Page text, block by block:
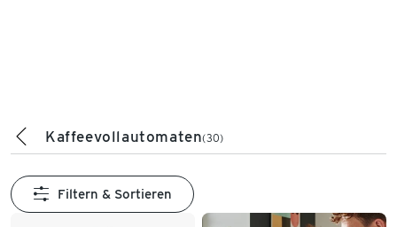
Kaffeevollautomaten(30)
Filtern & Sortieren